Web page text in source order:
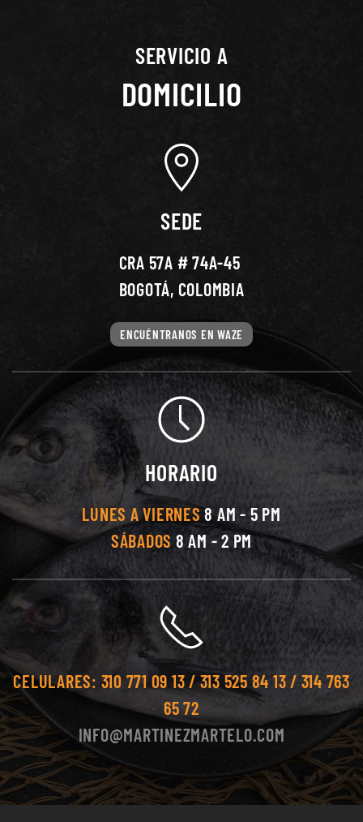
SERVICIO A
DOMICILIO
SEDE
CRA 57A # 74A-45
BOGOTÁ, COLOMBIA
ENCUÉNTRANOS EN WAZE
HORARIO
LUNES A VIERNES8 AM - 5 PM
SÁBADOS 8 AM - 2 PM
CELULARES: 310 771 09 13 / 313 525 84 13 / 314 763
65 72
INFO@MARTINEZMARTELO.COM